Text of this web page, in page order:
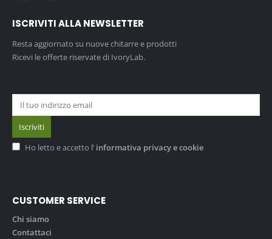
ISCRIVITI ALLA NEWSLETTER
Resta aggiornato su nuove chitarre e prodotti
Ricevi le offerte riservate di IvoryLab.
Ho letto e accetto l’ informativa privacy e cookie
CUSTOMER SERVICE
Chi siamo
Contattaci